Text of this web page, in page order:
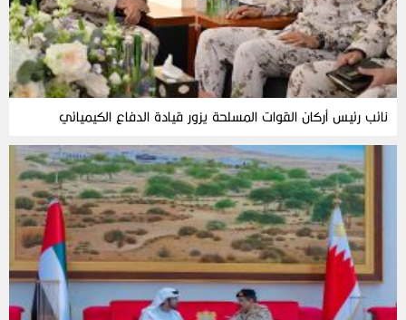
نائب رئيس أركان القوات المسلحة يزور قيادة الدفاع الكيميائي